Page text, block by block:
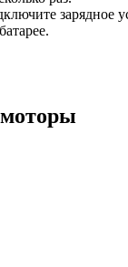
зарядное